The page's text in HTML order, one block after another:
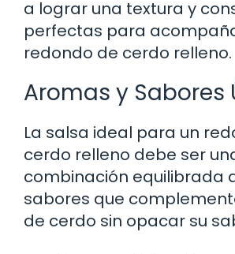
a lograr una textura y
perfectas para
redondo de cerdo relleno.
Aromas y Sabores
La salsa ideal para un
cerdo relleno debe ser
combinación equilibrada
sabores que
de cerdo sin opacar su